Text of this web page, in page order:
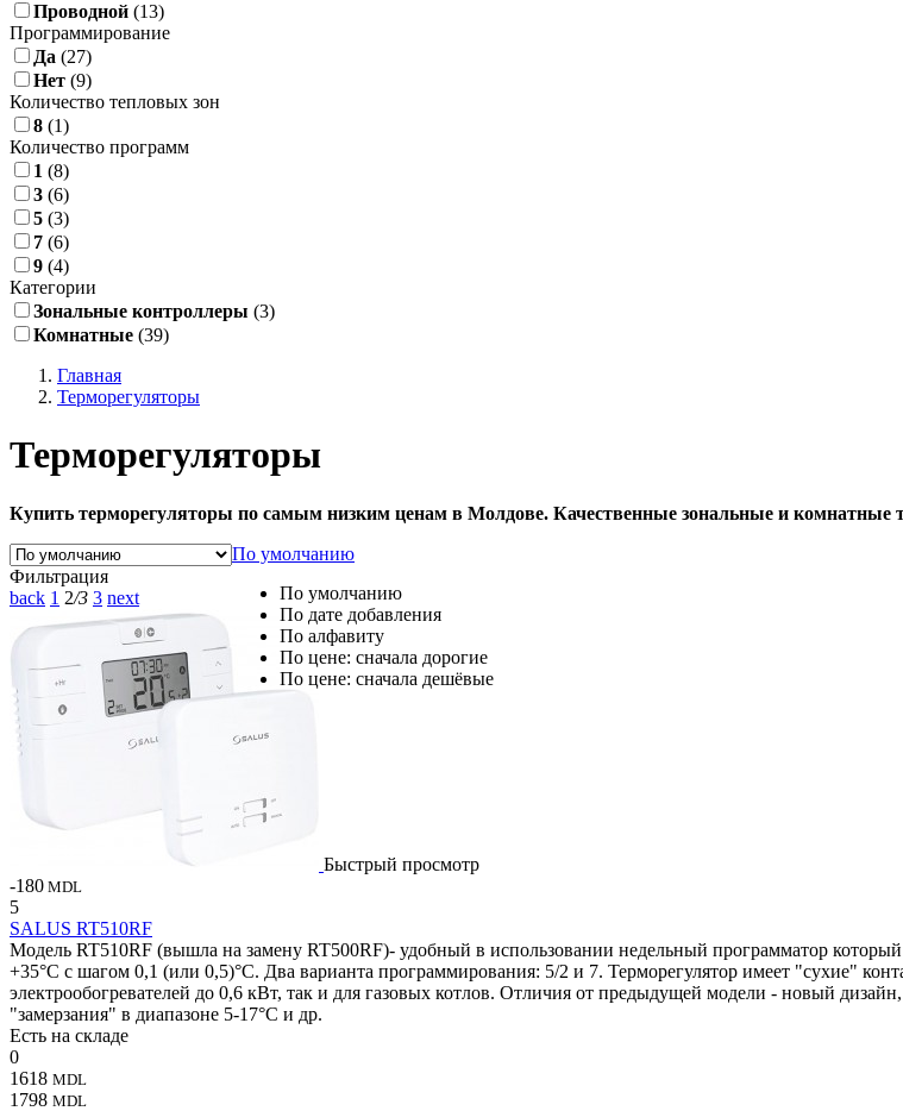
Проводной (13)
Программирование
Да (27)
Нет (9)
Количество тепловых зон
8 (1)
Количество программ
1 (8)
3 (6)
5 (3)
7 (6)
9 (4)
Категории
Зональные контроллеры (3)
Комнатные (39)
Главная
Терморегуляторы
Терморегуляторы
​Купить терморегуляторы по самым низким ценам в Молдове. Качественные зональные и комнатные
По умолчанию
Фильтрация
back 1 2/3 3 next
Быстрый просмотр
-180 MDL
5
SALUS RT510RF
Модель RT510RF (вышла на замену RT500RF)- удобный в использовании недельный программатор
+35°C с шагом 0,1 (или 0,5)°C. Два варианта программирования: 5/2 и 7. Терморегулятор имеет "сухие"
электрообогревателей до 0,6 кВт, так и для газовых котлов. Отличия от предыдущей модели - новый
"замерзания" в диапазоне 5-17°C и др.
Есть на складе
0
1618 MDL
1798 MDL
По умолчанию
По дате добавления
По алфавиту
По цене: сначала дорогие
По цене: сначала дешёвые